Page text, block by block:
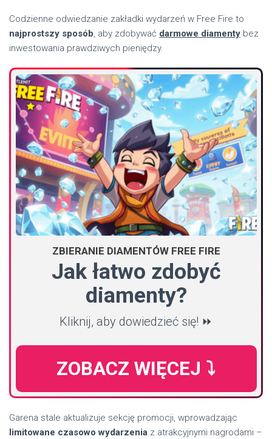
Codzienne odwiedzanie zakładki wydarzeń w Free Fire to
najprostszy sposób, aby zdobywać darmowe diamenty bez
inwestowania prawdziwych pieniędzy.
ZBIERANIE DIAMENTÓW FREE FIRE
Jak łatwo zdobyć
diamenty?
Kliknij, aby dowiedzieć się! ⏩
ZOBACZ WIĘCEJ ⤵️
Garena stale aktualizuje sekcję promocji, wprowadzając
limitowane czasowo wydarzenia z atrakcyjnymi nagrodami –